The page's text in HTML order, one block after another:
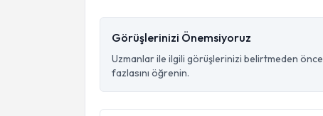
Görüşlerinizi Önemsiyoruz
Uzmanlar ile ilgili görüşlerinizi belirtmeden önce
fazlasını öğrenin.